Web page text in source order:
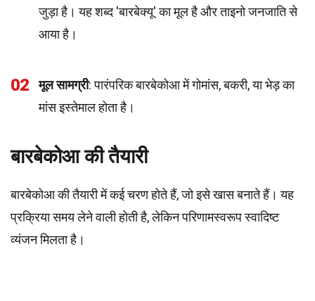
जुड़ा है। यह शब्द 'बारबेक्यू' का मूल है और ताइनो जनजाति से
आया है।
02 मूल सामग्री: पारंपरिक बारबेकोआ में गोमांस, बकरी, या भेड़ का
मांस इस्तेमाल होता है।
बारबेकोआ की तैयारी
बारबेकोआ की तैयारी में कई चरण होते हैं, जो इसे खास बनाते हैं। यह
प्रक्रिया समय लेने वाली होती है, लेकिन परिणामस्वरूप स्वादिष्ट
व्यंजन मिलता है।